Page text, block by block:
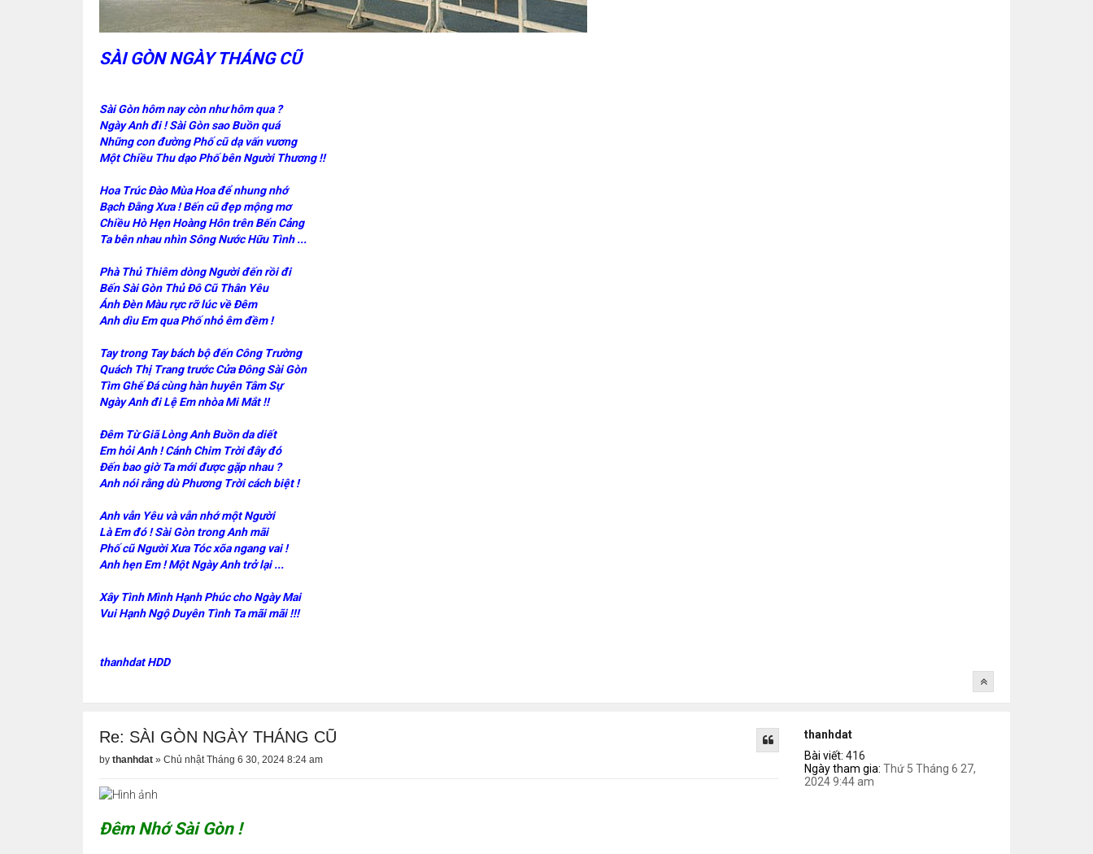
SÀI GÒN NGÀY THÁNG CŨ
Sài Gòn hôm nay còn như hôm qua ?
Ngày Anh đi ! Sài Gòn sao Buồn quá
Những con đường Phố cũ dạ vấn vương
Một Chiều Thu dạo Phố bên Người Thương !!
Hoa Trúc Đào Mùa Hoa để nhung nhớ
Bạch Đằng Xưa ! Bến cũ đẹp mộng mơ
Chiều Hò Hẹn Hoàng Hôn trên Bến Cảng
Ta bên nhau nhìn Sông Nước Hữu Tình ...
Phà Thủ Thiêm dòng Người đến rồi đi
Bến Sài Gòn Thủ Đô Cũ Thân Yêu
Ánh Đèn Màu rực rỡ lúc về Đêm
Anh dìu Em qua Phố nhỏ êm đềm !
Tay trong Tay bách bộ đến Công Trường
Quách Thị Trang trước Cửa Đông Sài Gòn
Tìm Ghế Đá cùng hàn huyên Tâm Sự
Ngày Anh đi Lệ Em nhòa Mi Mắt !!
Đêm Từ Giã Lòng Anh Buồn da diết
Em hỏi Anh ! Cánh Chim Trời đây đó
Đến bao giờ Ta mới được gặp nhau ?
Anh nói rằng dù Phương Trời cách biệt !
Anh vẫn Yêu và vẫn nhớ một Người
Là Em đó ! Sài Gòn trong Anh mãi
Phố cũ Người Xưa Tóc xõa ngang vai !
Anh hẹn Em ! Một Ngày Anh trở lại ...
Xây Tình Mình Hạnh Phúc cho Ngày Mai
Vui Hạnh Ngộ Duyên Tình Ta mãi mãi !!!
thanhdat HDD
thanhdat
Bài viết: 416
Ngày tham gia: Thứ 5 Tháng 6 27,
2024 9:44 am
Re: SÀI GÒN NGÀY THÁNG CŨ
by thanhdat » Chủ nhật Tháng 6 30, 2024 8:24 am
Đêm Nhớ Sài Gòn !